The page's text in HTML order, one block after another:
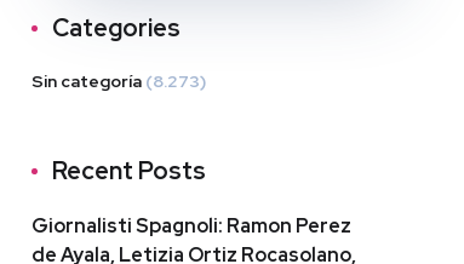
Categories
Sin categoría (8.273)
Recent Posts
Giornalisti Spagnoli: Ramon Perez
de Ayala, Letizia Ortiz Rocasolano,